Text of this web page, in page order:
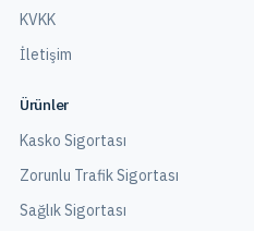
KVKK
İletişim
Ürünler
Kasko Sigortası
Zorunlu Trafik Sigortası
Sağlık Sigortası